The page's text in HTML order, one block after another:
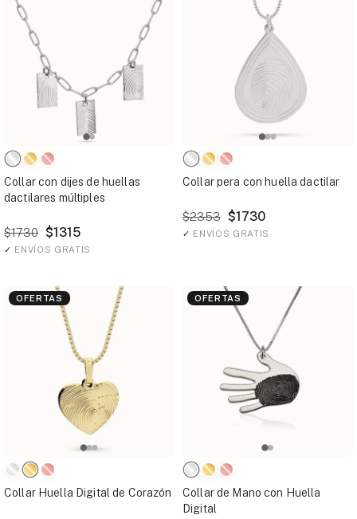
Collar con dijes de huellas
dactilares múltiples
$1730 $1315
✓ ENVÍOS GRATIS
Collar pera con huella dactilar
$2353 $1730
✓ ENVÍOS GRATIS
OFERTAS
Collar Huella Digital de Corazón
OFERTAS
Collar de Mano con Huella
Digital